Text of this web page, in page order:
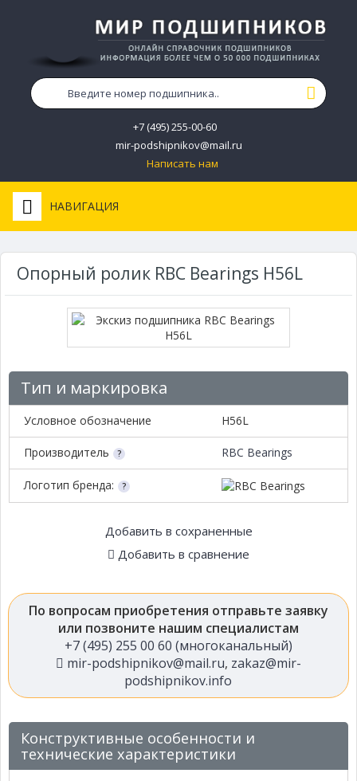
+7 (495) 255-00-60
mir-podshipnikov@mail.ru
Написать нам
НАВИГАЦИЯ
Опорный ролик RBC Bearings H56L
Тип и маркировка
Условное обозначение H56L
Производитель RBC Bearings
Логотип бренда:
Добавить в сохраненные
Добавить в сравнение
По вопросам приобретения отправьте заявку
или позвоните нашим специалистам
+7 (495) 255 00 60 (многоканальный)
mir-podshipnikov@mail.ru, zakaz@mir-
podshipnikov.info
Конструктивные особенности и
технические характеристики